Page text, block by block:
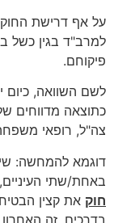
על אף דרישת החוק
למרב"ד בגין כשל
פיקוחם.
כתוצאה מדווחים
צה"ל, רופאי
דוגמא להמחשה:
באחת/שתי העיניים,
חוק את קצין
בדרכים, זה האחרון